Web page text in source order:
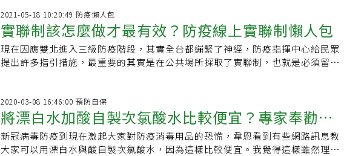
2021-05-18 10:20:49 防疫懶人包
實聯制該怎麼做才最有效？防疫線上實聯制懶人包
現在因應雙北進入三級防疫階段，其實全台都繃緊了神經，防疫指揮中心給民眾
提出許多指引措施，最重要的其實是在公共場所採取了實聯制，也就是必須留下
2020-03-08 16:46:00 預防自保
將漂白水加酸自製次氯酸水比較便宜？專家奉勸不
要學
新冠病毒防疫到現在激起大家對防疫消毒用品的恐慌，韋恩看到有些網路訊息教
大家可以用漂白水與酸自製次氯酸水，因為這樣比較便宜。我覺得這樣雖然理論